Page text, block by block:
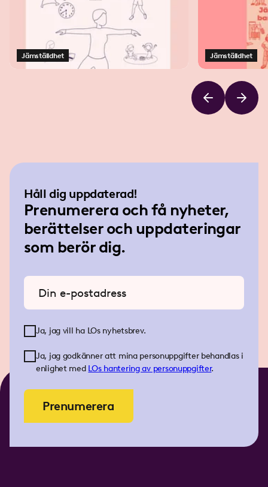
Jämställdhet Jämställdhet
Håll dig uppdaterad!
Prenumerera och få nyheter,
berättelser och uppdateringar
som berör dig.
Ange din e-postadress
Ja, jag vill ha LOs nyhetsbrev.
Ja, jag godkänner att mina personuppgifter behandlas i
enlighet med LOs hantering av personuppgifter.
Prenumerera